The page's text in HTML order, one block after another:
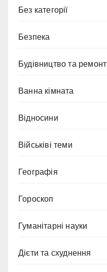
Без категорії
Безпека
Будівництво та ремонт
Ванна кімната
Відносини
Військіві теми
Географія
Гороскоп
Гуманітарні науки
Дієти та схуднення